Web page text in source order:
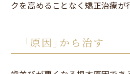
クを高めることなく矯正治療が
「原因」から治す